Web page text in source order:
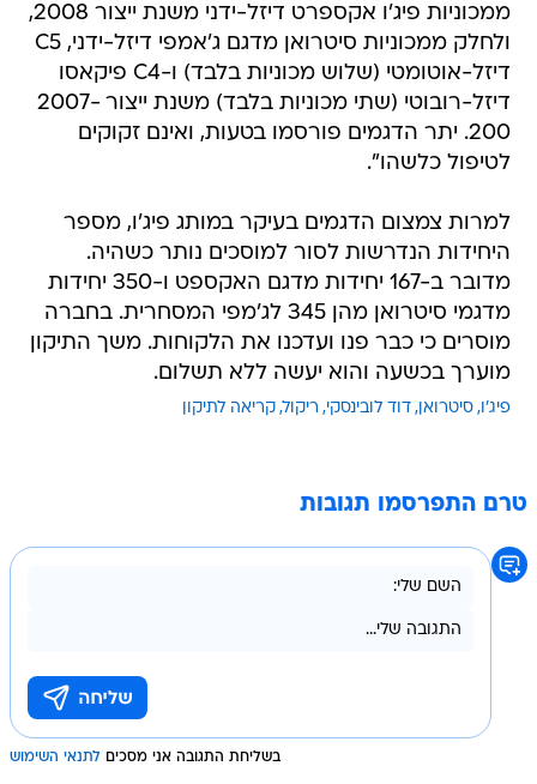
ממכוניות פיג'ו אקספרט דיזל-ידני משנת ייצור 2008,
ולחלק ממכוניות סיטרואן מדגם ג'אמפי דיזל-ידני, C5
דיזל-אוטומטי (שלוש מכוניות בלבד) ו-C4 פיקאסו
דיזל-רובוטי (שתי מכוניות בלבד) משנת ייצור 2007-
200. יתר הדגמים פורסמו בטעות, ואינם זקוקים
לטיפול כלשהו".
למרות צמצום הדגמים בעיקר במותג פיג'ו, מספר
היחידות הנדרשות לסור למוסכים נותר כשהיה.
מדובר ב-167 יחידות מדגם האקספט ו-350 יחידות
מדגמי סיטרואן מהן 345 לג'מפי המסחרית. בחברה
מוסרים כי כבר פנו ועדכנו את הלקוחות. משך התיקון
מוערך בכשעה והוא יעשה ללא תשלום.
פיג'ו סיטרואן דוד לובינסקי ריקול קריאה לתיקון
טרם התפרסמו תגובות
בשליחת התגובה אני מסכים לתנאי השימוש